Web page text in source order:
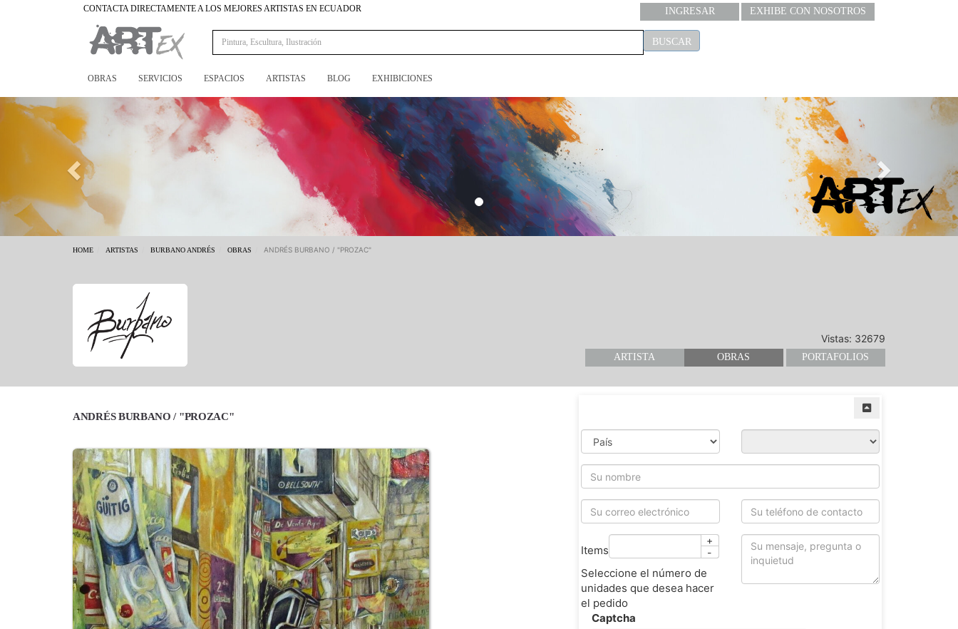
CONTACTA DIRECTAMENTE A LOS MEJORES ARTISTAS EN ECUADOR INGRESAR EXHIBE CON NOSOTROS
BUSCAR
OBRAS SERVICIOS ESPACIOS ARTISTAS BLOG EXHIBICIONES
Previous
HOME ARTISTAS BURBANO ANDRÉS OBRAS ANDRÉS BURBANO / "PROZAC"
Vistas: 32679
ARTISTA OBRAS PORTAFOLIOS
ANDRÉS BURBANO / "PROZAC"
Items
+
-
Seleccione el número de
unidades que desea hacer
el pedido
Captcha